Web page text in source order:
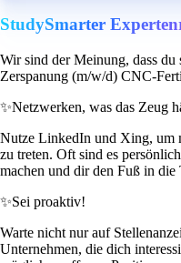
StudySmarter
Wir sind der Meinung, dass du
Zerspanung (m/w/d) CNC-
✨Netzwerken, was das Zeug
Nutze LinkedIn und Xing, um
zu treten. Oft sind es
machen und dir den Fuß in die
✨Sei proaktiv!
Warte nicht nur auf
Unternehmen, die dich